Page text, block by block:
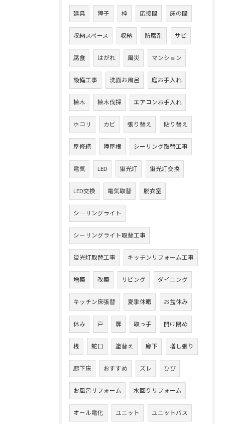
建具 障子 枠 応接間 床の間
収納スペース 収納 防腐剤 サビ
腐食 はがれ 風災 マンション
設備工事 洗面お風呂 庭お手入れ
植木 植木伐採 エアコンお手入れ
ホコリ カビ 張り替え 貼り替え
屋修繕 陸屋根 シーリング取替工事
電気 LED 蛍光灯 蛍光灯交換
LED交換 電気取替 脱衣室
シーリングライト
シーリングライト取替工事
蛍光灯取替工事 キッチンリフォーム工事
増築 改築 リビング ダイニング
キッチン床張替 夏季休暇 お盆休み
休み 戸 扉 取っ手 開け閉め
桟 蛇口 塗替え 廊下 増し張り
廊下床 おすすめ ズレ ひび
お風呂リフォーム 水回りリフォーム
オール電化 ユニット ユニットバス